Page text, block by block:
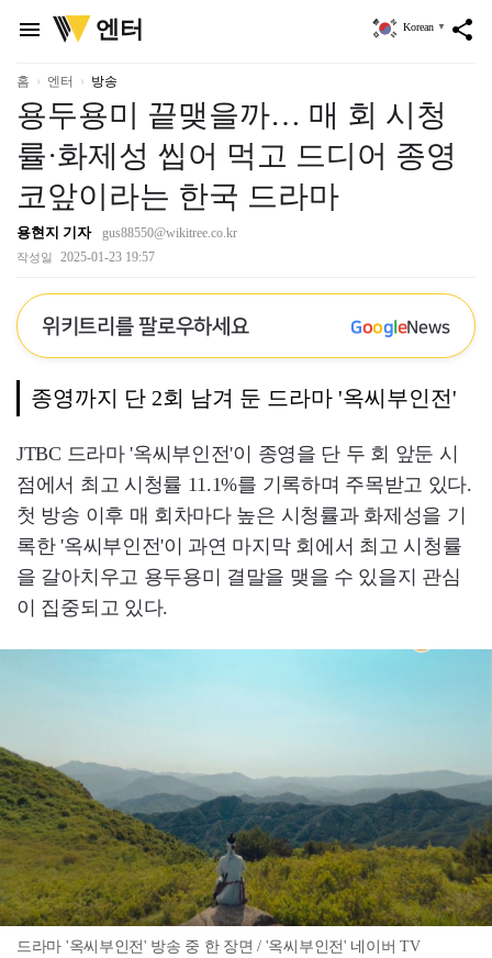
menu
위
키
리
엔터 share
Korean ▼
홈 엔터 방송
용두용미 끝맺을까… 매 회 시청
률·화제성 씹어 먹고 드디어 종영
코앞이라는 한국 드라마
용현지 기자 gus88550@wikitree.co.kr
작성일 2025-01-23 19:57
위키트리를 팔로우하세요 GoogleNews
종영까지 단 2회 남겨 둔 드라마 '옥씨부인전'
JTBC 드라마 '옥씨부인전'이 종영을 단 두 회 앞둔 시
점에서 최고 시청률 11.1%를 기록하며 주목받고 있다.
첫 방송 이후 매 회차마다 높은 시청률과 화제성을 기
록한 '옥씨부인전'이 과연 마지막 회에서 최고 시청률
을 갈아치우고 용두용미 결말을 맺을 수 있을지 관심
이 집중되고 있다.
드라마 '옥씨부인전' 방송 중 한 장면 / '옥씨부인전' 네이버 TV